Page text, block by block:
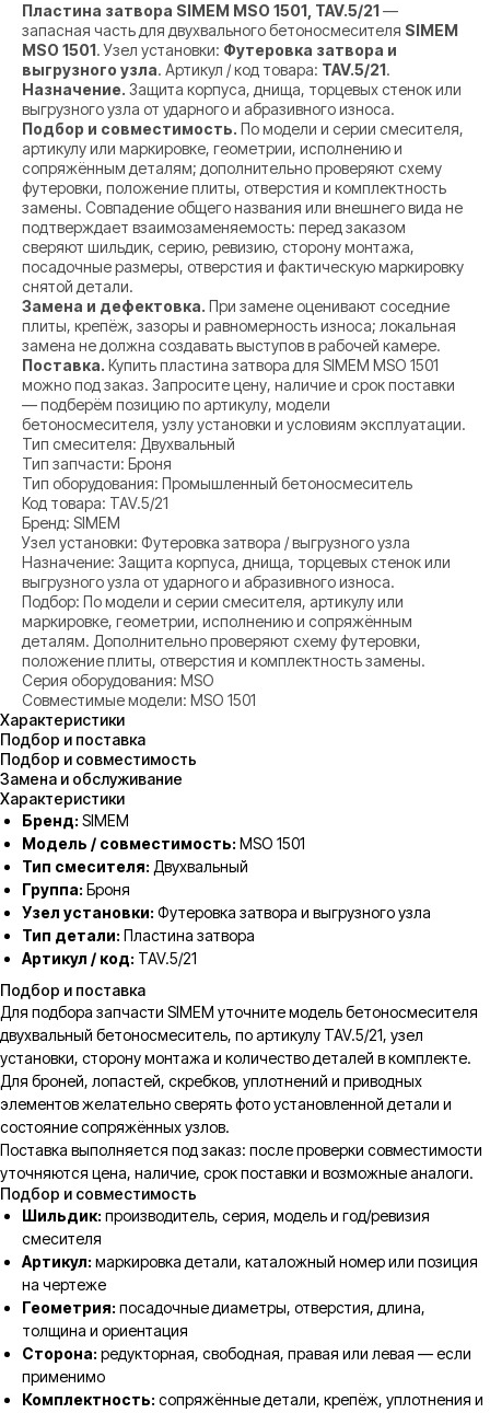
Пластина затвора SIMEM MSO 1501, TAV.5/21—
запасная часть для двухвального бетоносмесителя SIMEM
MSO 1501. Узел установки: Футеровка затвора и
выгрузного узла. Артикул / код товара: TAV.5/21.
Назначение. Защита корпуса, днища, торцевых стенок или
выгрузного узла от ударного и абразивного износа.
Подбор и совместимость. По модели и серии смесителя,
артикулу или маркировке, геометрии, исполнению и
сопряжённым деталям; дополнительно проверяют схему
футеровки, положение плиты, отверстия и комплектность
замены. Совпадение общего названия или внешнего вида не
подтверждает взаимозаменяемость: перед заказом
сверяют шильдик, серию, ревизию, сторону монтажа,
посадочные размеры, отверстия и фактическую маркировку
снятой детали.
Замена и дефектовка. При замене оценивают соседние
плиты, крепёж, зазоры и равномерность износа; локальная
замена не должна создавать выступов в рабочей камере.
Поставка. Купить пластина затвора для SIMEM MSO 1501
можно под заказ. Запросите цену, наличие и срок поставки
— подберём позицию по артикулу, модели
бетоносмесителя, узлу установки и условиям эксплуатации.
Тип смесителя: Двухвальный
Тип запчасти: Броня
Тип оборудования: Промышленный бетоносмеситель
Код товара: TAV.5/21
Бренд: SIMEM
Узел установки: Футеровка затвора / выгрузного узла
Назначение: Защита корпуса, днища, торцевых стенок или
выгрузного узла от ударного и абразивного износа.
Подбор: По модели и серии смесителя, артикулу или
маркировке, геометрии, исполнению и сопряжённым
деталям. Дополнительно проверяют схему футеровки,
положение плиты, отверстия и комплектность замены.
Серия оборудования: MSO
Совместимые модели: MSO 1501
Характеристики
Подбор и поставка
Подбор и совместимость
Замена и обслуживание
Характеристики
Бренд: SIMEM
Модель / совместимость: MSO 1501
Тип смесителя: Двухвальный
Группа: Броня
Узел установки: Футеровка затвора и выгрузного узла
Тип детали: Пластина затвора
Артикул / код: TAV.5/21
Подбор и поставка
Для подбора запчасти SIMEM уточните модель бетоносмесителя
двухвальный бетоносмеситель, по артикулу TAV.5/21, узел
установки, сторону монтажа и количество деталей в комплекте.
Для броней, лопастей, скребков, уплотнений и приводных
элементов желательно сверять фото установленной детали и
состояние сопряжённых узлов.
Поставка выполняется под заказ: после проверки совместимости
уточняются цена, наличие, срок поставки и возможные аналоги.
Подбор и совместимость
Шильдик: производитель, серия, модель и год/ревизия
смесителя
Артикул: маркировка детали, каталожный номер или позиция
на чертеже
Геометрия: посадочные диаметры, отверстия, длина,
толщина и ориентация
Сторона: редукторная, свободная, правая или левая — если
применимо
Комплектность: сопряжённые детали, крепёж, уплотнения и